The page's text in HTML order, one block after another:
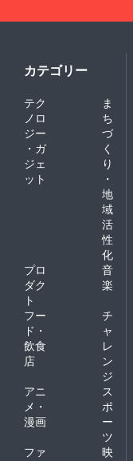
カテゴリー
テク
ノロ
ジー
・ガ
ジェ
ット
ま
ち
づ
く
り
・
地
域
活
性
化
プロ
ダク
ト
音
楽
フー
ド・
飲食
店
チ
ャ
レ
ン
ジ
アニ
メ・
漫画
ス
ポ
ー
ツ
ファ
映